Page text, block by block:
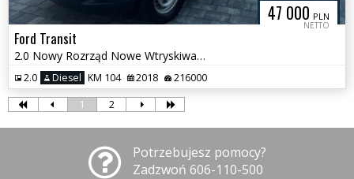
47 000 PLN
NETTO
Ford Transit
2.0 Nowy Rozrząd Nowe Wtryskiwacze L3 H2
2.0 Diesel KM 104 2018 216000
1 2
Potrzebujesz pomocy?
Zadzwoń 606-110-500